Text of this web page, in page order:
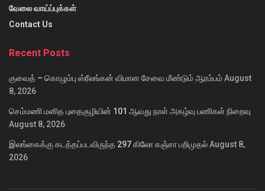
வேலை வாய்ப்புக்கள்
Contact Us
Recent Posts
குவைத் – கொழும்பு ஸ்ரீலங்கன் விமான சேவை மீண்டும் ஆரம்பம்August
8, 2026
செம்மணி மனித புதைகுழியின் 101 ஆவது நாள் அகழ்வு பணிகள் நிறைவு
August 8, 2026
இலங்கைக்கு கடத்தப்படவிருந்த 297 கிலோ கஞ்சா பறிமுதல்August 8,
2026